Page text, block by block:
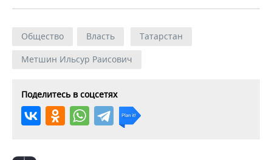
ВОДНЫЕ ВИДЫ СПОРТА
ОБРАЗОВАНИЕ
Общество Власть
Татарстан
Метшин Ильсур Раисович
Поделитесь в соцсетях